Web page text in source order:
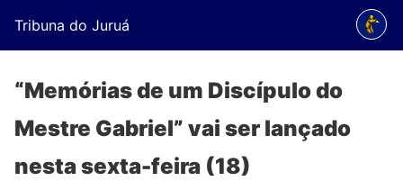
Tribuna do Juruá
“Memórias de um Discípulo do
Mestre Gabriel” vai ser lançado
nesta sexta-feira (18)